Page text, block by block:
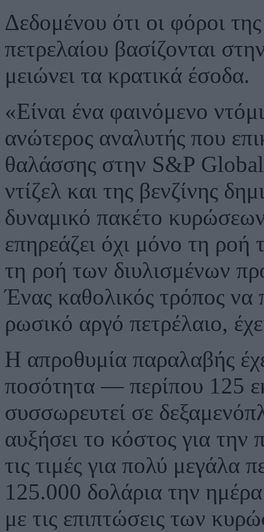
Δεδομένου ότι οι φόροι
πετρελαίου βασίζονται
μειώνει τα κρατικά έσοδα.
«Είναι ένα φαινόμενο
ανώτερος αναλυτής που
θαλάσσης στην S&P
ντίζελ και της βενζίνης
δυναμικό πακέτο
επηρεάζει όχι μόνο τη ροή
τη ροή των διυλισμένων
Ένας καθολικός τρόπος να
ρωσικό αργό πετρέλαιο,
Η απροθυμία παραλαβής
ποσότητα — περίπου 125
συσσωρευτεί σε
αυξήσει το κόστος για την
τις τιμές για πολύ μεγάλα
125.000 δολάρια την
με τις επιπτώσεις των